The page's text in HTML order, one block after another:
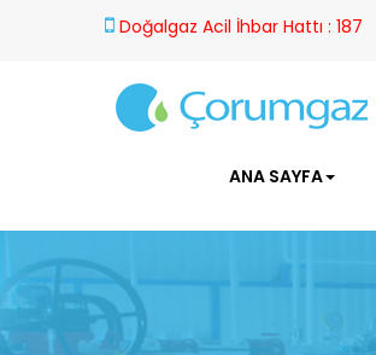
Doğalgaz Acil İhbar Hattı : 187
ANA SAYFA